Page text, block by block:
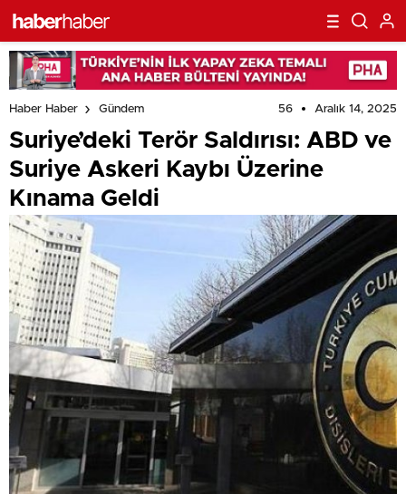
Haber Haber Gündem 56 Aralık 14, 2025
Suriye’deki Terör Saldırısı: ABD ve
Suriye Askeri Kaybı Üzerine
Kınama Geldi